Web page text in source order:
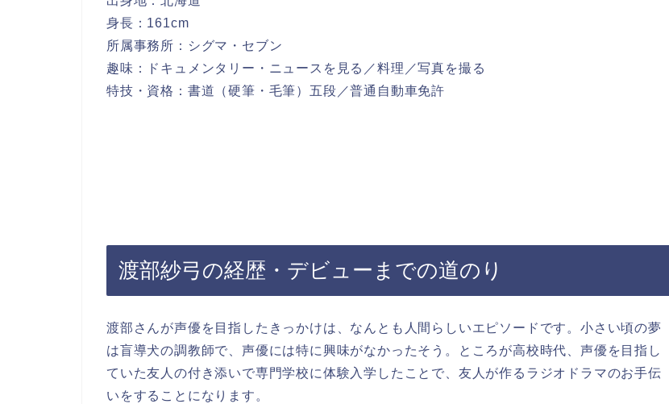
身長：161cm
所属事務所：シグマ・セブン
趣味：ドキュメンタリー・ニュースを見る／料理／写真を撮る
特技・資格：書道（硬筆・毛筆）五段／普通自動車免許
渡部紗弓の経歴・デビューまでの道のり
渡部さんが声優を目指したきっかけは、なんとも人間らしいエピソードです。小さい頃の夢
は盲導犬の調教師で、声優には特に興味がなかったそう。ところが高校時代、声優を目指し
ていた友人の付き添いで専門学校に体験入学したことで、友人が作るラジオドラマのお手伝
いをすることになります。